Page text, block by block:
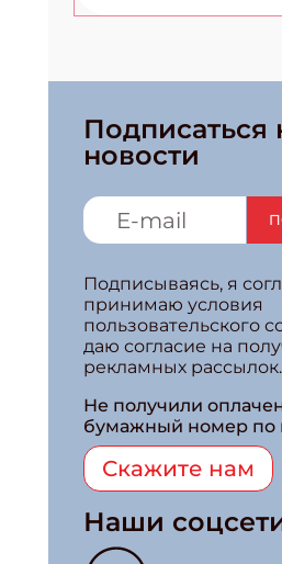
Подписаться
новости
Подписываясь, я
принимаю условия
пользовательского
даю согласие на
рекламных рассылок.
Не получили
бумажный номер по
Скажите нам
Наши